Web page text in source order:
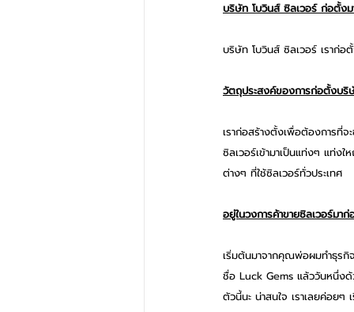
บริษัท โบวินส์ ซิลเวอร์ ก่อตั้งม
บริษัท โบวินส์ ซิลเวอร์ เรา
วัตถุประสงค์ของการก่อตั้งบริ
เราก่อสร้างตั้งเพื่อต้องการที่จ
ซิลเวอร์เข้ามาเป็นแท่งๆ แท่ง
ต่างๆ ที่ใช้ซิลเวอร์ทั่วประเทศ
อยู่ในวงการค้าขายซิลเวอร์มา
เริ่มต้นมาจากคุณพ่อผมทำธุรกิ
ชื่อ Luck Gems แล้ววันหนึ่ง
ตัวนี้นะ น่าสนใจ เราเลยค่อยๆ